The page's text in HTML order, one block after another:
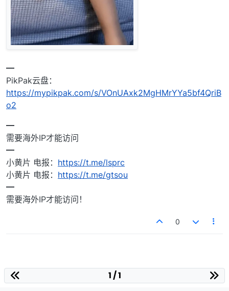
━
PikPak云盘：
https://mypikpak.com/s/VOnUAxk2MgHMrYYa5bf4QriB
o2
━
需要海外IP才能访问
━
小黄片 电报： https://t.me/lsprc
小黄片 电报： https://t.me/gtsou
━
需要海外IP才能访问！
0
1 / 1